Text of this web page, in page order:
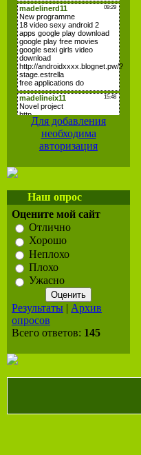
Для добавления
необходима
авторизация
Наш опрос
Оцените мой сайт
Отлично
Хорошо
Неплохо
Плохо
Ужасно
Результаты | Архив
опросов
Всего ответов: 145